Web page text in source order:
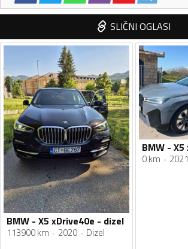
SLIČNI OGLASI
BMW - X5 xDrive40e - dizel
113900 km 2020 Dizel
0 km 2021